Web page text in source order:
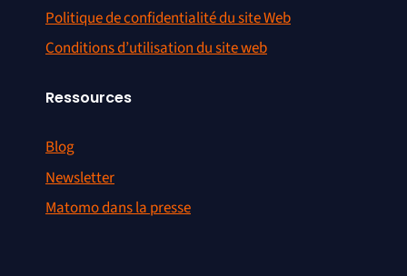
Politique de confidentialité du site Web
Conditions d’utilisation du site web
Ressources
Blog
Newsletter
Matomo dans la presse